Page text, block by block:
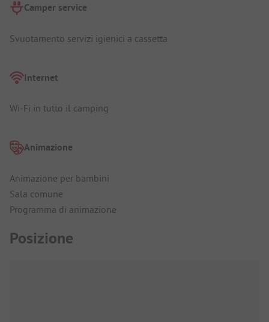
Camper service
Svuotamento servizi igienici a cassetta
Internet
Wi-Fi in tutto il camping
Animazione
Animazione per bambini
Sala comune
Programma di animazione
Posizione